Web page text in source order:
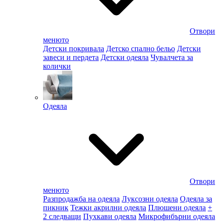
Отвори
менюто
Детски покривала Детско спално бельо Детски
завеси и пердета Детски одеяла Чувалчета за
колички
Одеяла
Отвори
менюто
Разпродажба на одеяла Луксозни одеяла Одеяла за
пикник Тежки акрилни одеяла Плюшени одеяла +
2 следващи Пухкави одеяла Микрофибърни одеяла